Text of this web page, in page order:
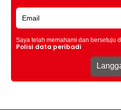
Saya telah memahami dan bersetuju
Polisi data peribadi